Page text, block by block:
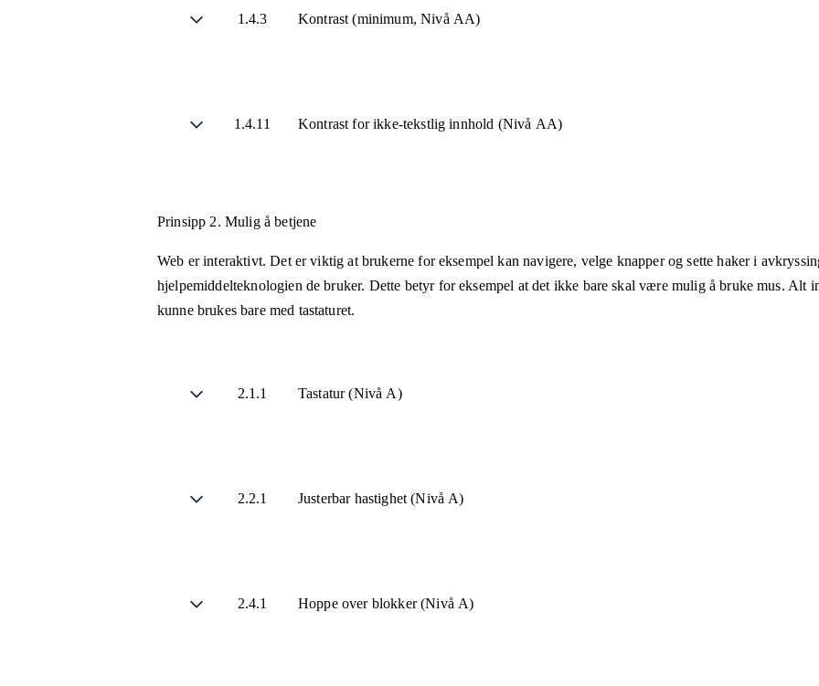
1.4.3 Kontrast (minimum, Nivå AA)
1.4.11 Kontrast for ikke-tekstlig innhold (Nivå AA)
Prinsipp 2. Mulig å betjene
Web er interaktivt. Det er viktig at brukerne for eksempel kan navigere, velge knapper og sette haker i
hjelpemiddelteknologien de bruker. Dette betyr for eksempel at det ikke bare skal være mulig å bruke mus. Alt
kunne brukes bare med tastaturet.
2.1.1 Tastatur (Nivå A)
2.2.1 Justerbar hastighet (Nivå A)
2.4.1 Hoppe over blokker (Nivå A)